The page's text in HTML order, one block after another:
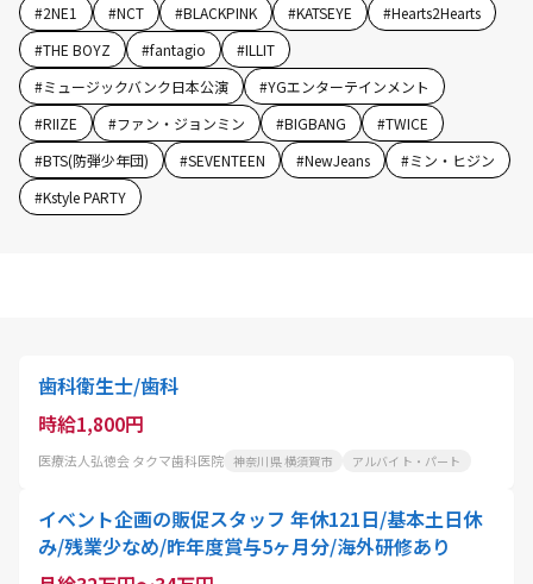
#2NE1 #NCT #BLACKPINK #KATSEYE #Hearts2Hearts
#THE BOYZ #fantagio #ILLIT
#ミュージックバンク日本公演 #YGエンターテインメント
#RIIZE #ファン・ジョンミン #BIGBANG #TWICE
#BTS(防弾少年団) #SEVENTEEN #NewJeans #ミン・ヒジン
#Kstyle PARTY
歯科衛生士/歯科
時給1,800円
医療法人弘徳会 タクマ歯科医院 神奈川県 横須賀市 アルバイト・パート
イベント企画の販促スタッフ 年休121日/基本土日休
み/残業少なめ/昨年度賞与5ヶ月分/海外研修あり